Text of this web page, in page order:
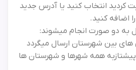
کردید انتخاب کنید یا آدرس جدید
را اضافه کنید.
به دو صورت انجام میشوند:
های بین شهرستان ارسال میگردد
همه شهرها و شهرستان ها